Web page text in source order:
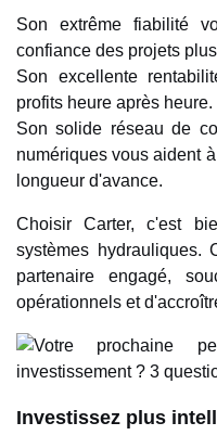
Son extrême fiabilité
confiance des projets
Son excellente
profits heure après heure.
Son solide réseau de
numériques vous aident
longueur d'avance.
Choisir Carter, c'est
systèmes hydrauliques.
partenaire engagé,
opérationnels et
Investissez plus